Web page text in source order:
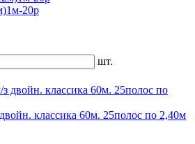
20р
шт.
классика 60м. 25полос по 2,40м